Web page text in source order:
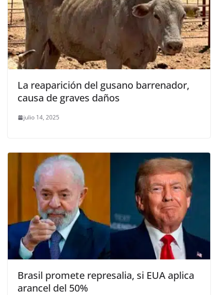
La reaparición del gusano barrenador,
causa de graves daños
julio 14, 2025
Brasil promete represalia, si EUA aplica
arancel del 50%